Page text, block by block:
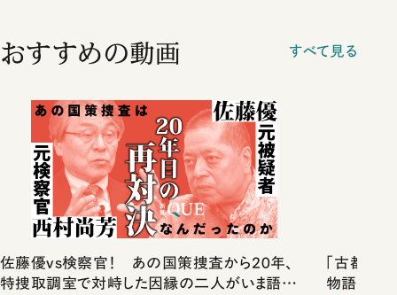
おすすめの動画 すべて見る
佐藤優vs検察官！ あの国策捜査から20年、
特捜取調室で対峙した因縁の二人がいま語り
「古都」
物語」に